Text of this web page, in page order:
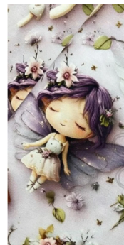
je
0,0
z
5